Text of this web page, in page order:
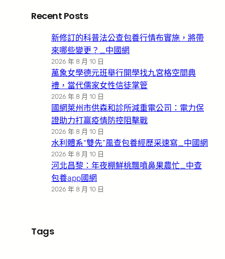
Recent Posts
新修訂的科普法公查包養行情布實施，將帶
來哪些變更？_中國網
2026 年 8 月 10 日
萬象女學德元班舉行開學找九宮格空間典
禮，當代儒家女性信徒掌管
2026 年 8 月 10 日
國網萊州市供森和診所減重電公司：電力保
證助力打贏疫情防控阻擊戰
2026 年 8 月 10 日
水利體系“雙先”風查包養經歷采速寫_中國網
2026 年 8 月 10 日
河北昌黎：年夜棚鮮桃飄噴鼻果農忙_中查
包養app國網
2026 年 8 月 10 日
Tags